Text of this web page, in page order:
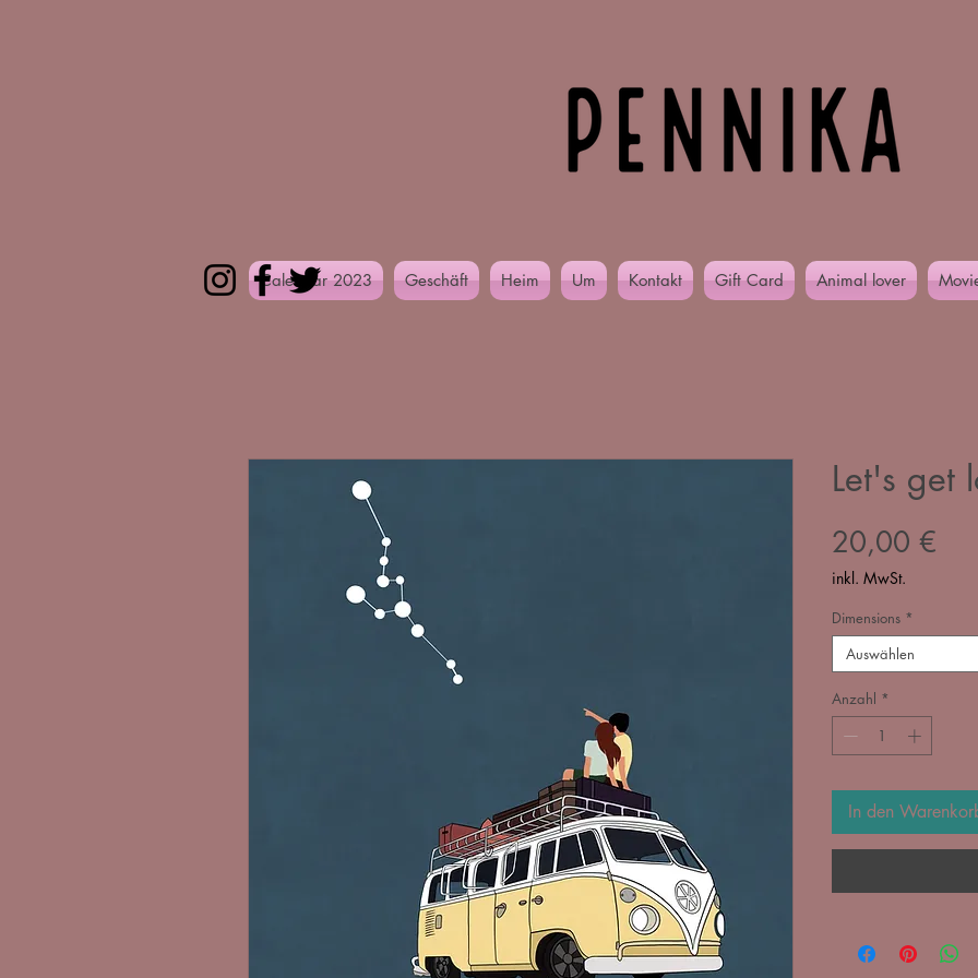
Calendar 2023 Geschäft Heim Um Kontakt Gift Card Animal lover
Let's get
20,00 €
inkl. MwSt.
Dimensions *
Auswählen
Anzahl *
In den